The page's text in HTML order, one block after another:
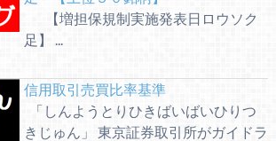
【増担保規制実施発表日ロウソク
足】 ...
信用取引売買比率基準
「しんようとりひきばいばいひりつ
きじゅん」 東京証券取引所がガイドラ